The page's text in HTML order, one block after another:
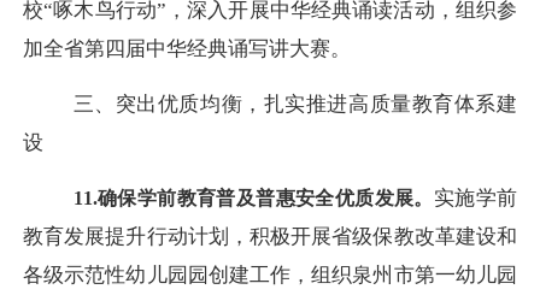
校“啄木鸟行动”，深入开展中华经典诵读活动，组织参
加全省第四届中华经典诵写讲大赛。
三、突出优质均衡，扎实推进高质量教育体系建
设
11.确保学前教育普及普惠安全优质发展。 实施学前
教育发展提升行动计划，积极开展省级保教改革建设和
各级示范性幼儿园园创建工作，组织泉州市第一幼儿园